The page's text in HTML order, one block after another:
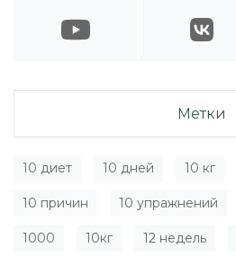
Метки
10 диет 10 дней 10 кг
10 причин 10 упражнений
1000 10кг 12 недель